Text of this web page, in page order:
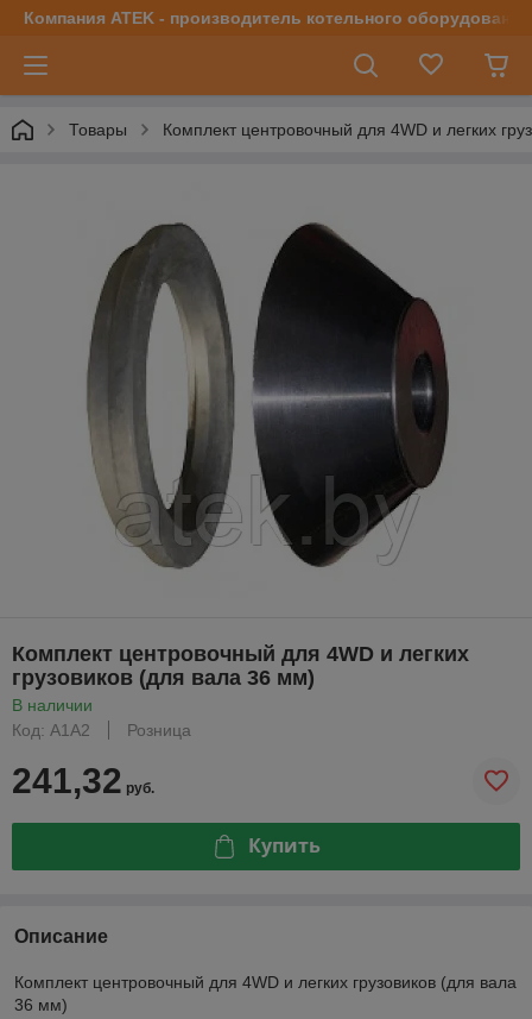
Компания ATEK - производитель котельного оборудования
Товары Комплект центровочный для 4WD и легких
Комплект центровочный для 4WD и легких
грузовиков (для вала 36 мм)
В наличии
Код: A1A2
Розница
241,32 руб.
Купить
Описание
Комплект центровочный для 4WD и легких грузовиков (для вала
36 мм)